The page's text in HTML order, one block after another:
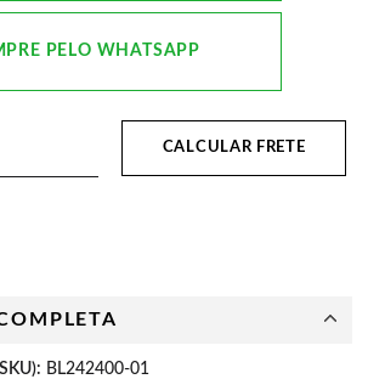
CALCULAR FRETE
BL242400-01